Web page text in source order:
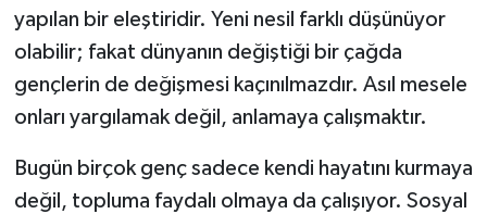
yapılan bir eleştiridir. Yeni nesil farklı düşünüyor
olabilir; fakat dünyanın değiştiği bir çağda
gençlerin de değişmesi kaçınılmazdır. Asıl mesele
onları yargılamak değil, anlamaya çalışmaktır.
Bugün birçok genç sadece kendi hayatını kurmaya
değil, topluma faydalı olmaya da çalışıyor. Sosyal